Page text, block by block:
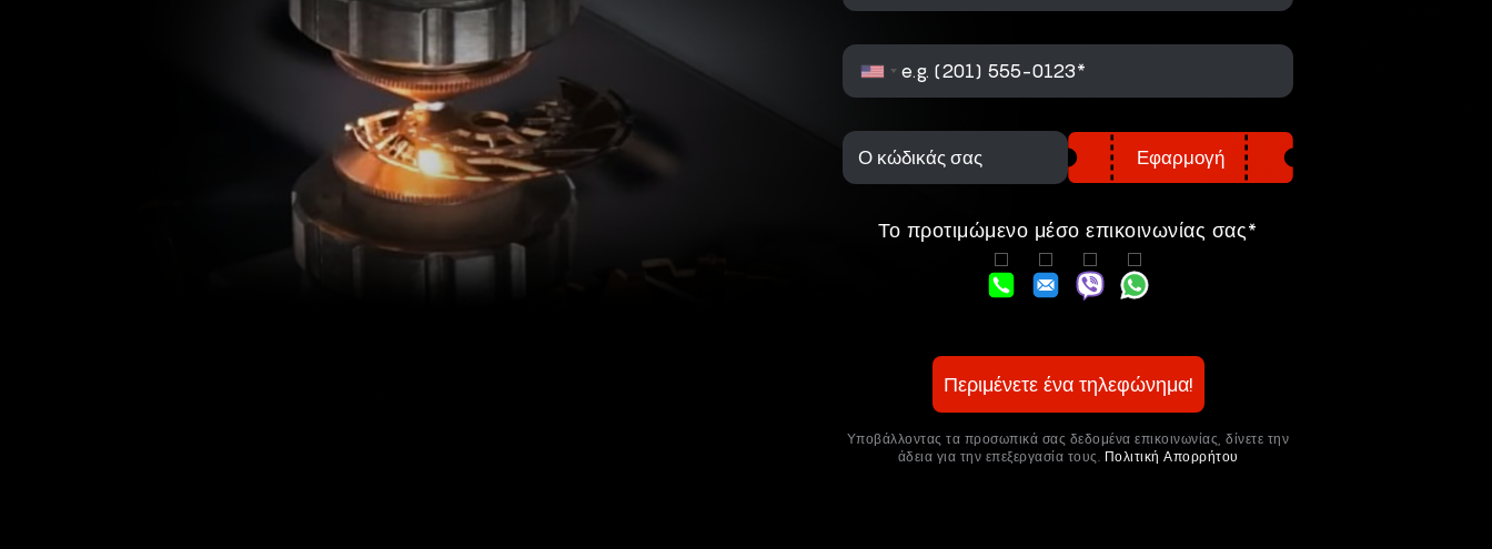
Εφαρμογή
Το προτιμώμενο μέσο επικοινωνίας σας*
Περιμένετε ένα τηλεφώνημα!
Υποβάλλοντας τα προσωπικά σας δεδομένα επικοινωνίας, δίνετε την
άδεια για την επεξεργασία τους. Πολιτική Απορρήτου